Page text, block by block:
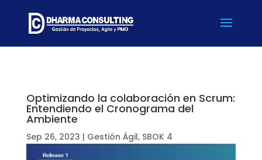
Optimizando la colaboración en Scrum:
Entendiendo el Cronograma del
Ambiente
Sep 26, 2023 | Gestión Ágil, SBOK 4